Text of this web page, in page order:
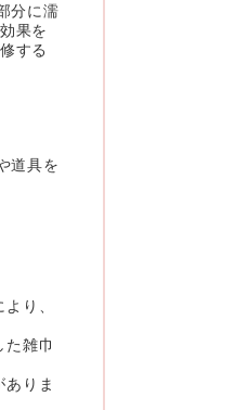
分に濡
果を
する
道具を
り、
雑巾
りま